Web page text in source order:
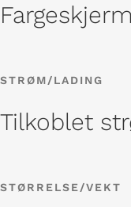
STRØM/LADING
Tilkoblet
STØRRELSE/VEKT